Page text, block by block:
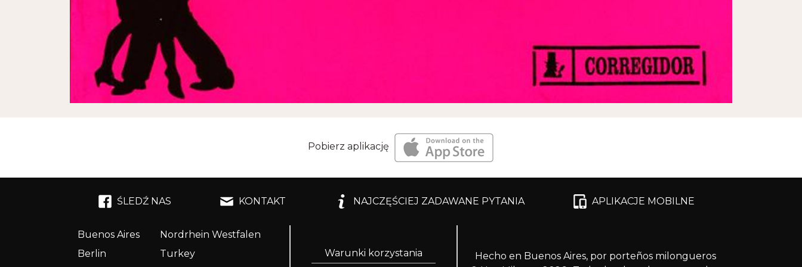
Pobierz aplikację
ŚLEDŹ NAS KONTAKT NAJCZĘŚCIEJ ZADAWANE PYTANIA APLIKACJE MOBILNE
Buenos Aires
Nordrhein Westfalen
Berlin
Turkey
Warunki korzystania
Hecho en Buenos Aires, por porteños milongueros